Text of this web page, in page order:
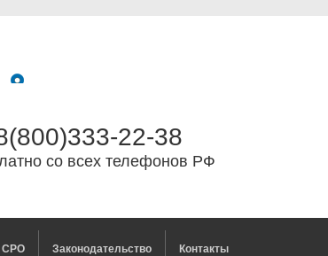
22-38
со всех телефонов РФ
СРО Законодательство Контакты